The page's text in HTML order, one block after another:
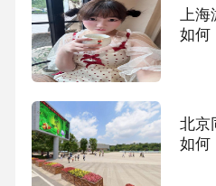
上海
如何
北京
如何